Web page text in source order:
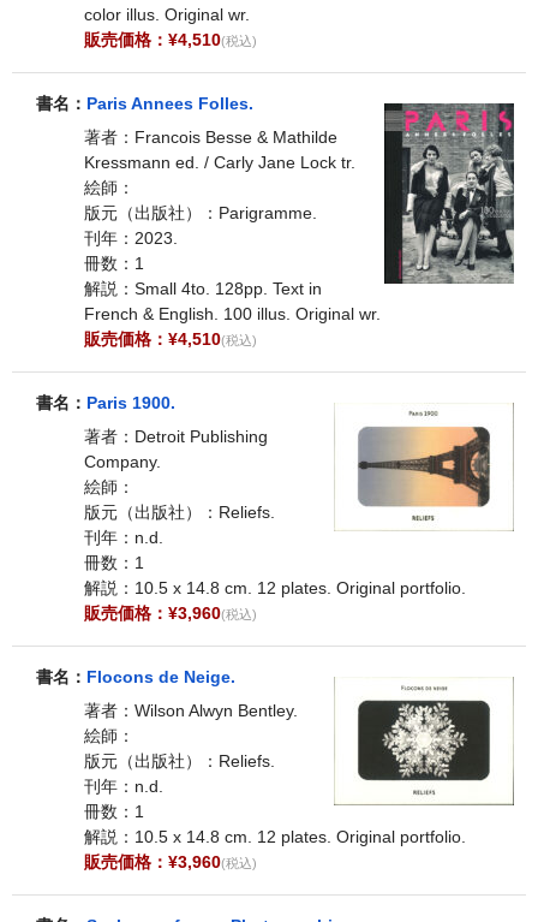
color illus. Original wr.
販売価格：¥4,510(税込)
書名： Paris Annees Folles.
著者：Francois Besse & Mathilde
Kressmann ed. / Carly Jane Lock tr.
絵師：
版元（出版社）：Parigramme.
刊年：2023.
冊数：1
解説：Small 4to. 128pp. Text in
French & English. 100 illus. Original wr.
販売価格：¥4,510(税込)
書名： Paris 1900.
著者：Detroit Publishing
Company.
絵師：
版元（出版社）：Reliefs.
刊年：n.d.
冊数：1
解説：10.5 x 14.8 cm. 12 plates. Original portfolio.
販売価格：¥3,960(税込)
書名： Flocons de Neige.
著者：Wilson Alwyn Bentley.
絵師：
版元（出版社）：Reliefs.
刊年：n.d.
冊数：1
解説：10.5 x 14.8 cm. 12 plates. Original portfolio.
販売価格：¥3,960(税込)